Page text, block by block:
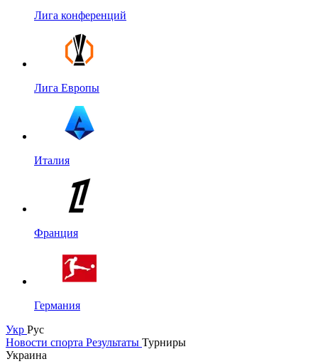
Лига конференций
Лига Европы
Италия
Франция
Германия
Укр Рус
Новости спорта Результаты Турниры
Украина